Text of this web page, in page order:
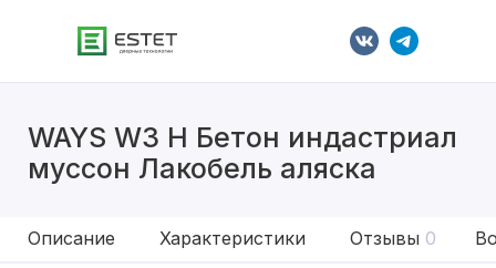
WAYS W3 H Бетон индастриал
муссон Лакобель аляска
Описание Характеристики Отзывы 0